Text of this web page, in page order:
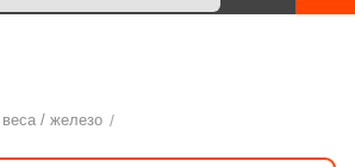
/ железо /